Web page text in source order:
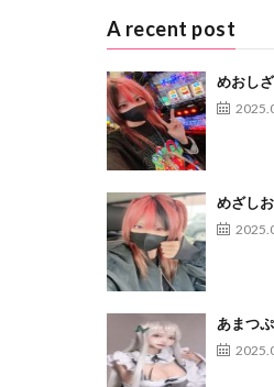
itt
er
e
n
a
e
b
o
o
A recent post
めおし
めざし
あまつ